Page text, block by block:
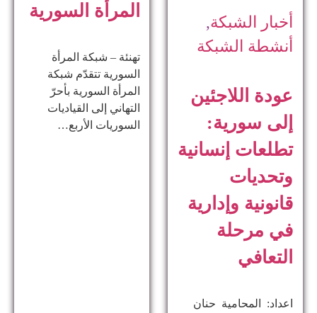
أخبار الشبكة,
أنشطة الشبكة
عودة اللاجئين
إلى سورية:
تطلعات إنسانية
وتحديات
قانونية وإدارية
في مرحلة
التعافي
اعداد: المحامية حنان
المرأة السورية
تهنئة – شبكة المرأة
السورية تتقدّم شبكة
المرأة السورية بأحرّ
التهاني إلى القياديات
السوريات الأربع…